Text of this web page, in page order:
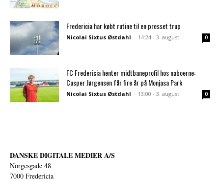
Fredericia har købt rutine til en presset trup
Nicolai Sixtus Østdahl - 14:24 - 3. august 0
FC Fredericia henter midtbaneprofil hos naboerne:
Casper Jørgensen får fire år på Monjasa Park
Nicolai Sixtus Østdahl - 13:00 - 3. august 0
DANSKE DIGITALE MEDIER A/S
Norgesgade 48
7000 Fredericia